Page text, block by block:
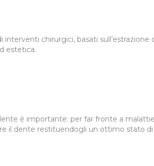
interventi chirurgici, basati
estetica.
è importante: per far fronte a
il dente restituendogli un ottimo stato di